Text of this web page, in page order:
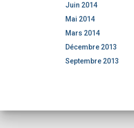
Juin 2014
Mai 2014
Mars 2014
Décembre 2013
Septembre 2013